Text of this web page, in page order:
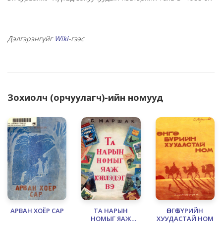
Дэлгэрэнгүйг Wiki-гээс
Зохиолч (орчуулагч)-ийн номууд
АРВАН ХОЁР САР
ТА НАРЫН
НОМЫГ ЯАЖ
ӨНГӨ БҮРИЙН
ХУУДАСТАЙ НОМ